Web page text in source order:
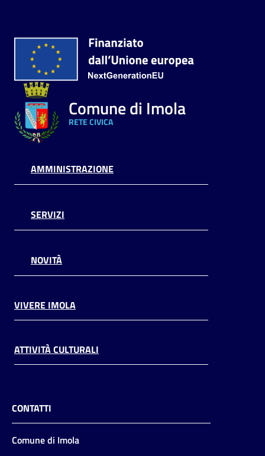
Comune di Imola
RETE CIVICA
AMMINISTRAZIONE
SERVIZI
NOVITÀ
VIVERE IMOLA
ATTIVITÀ CULTURALI
CONTATTI
Comune di Imola